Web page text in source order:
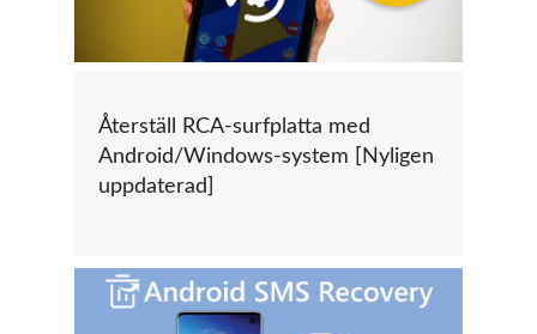
Återställ RCA-surfplatta med
Android/Windows-system [Nyligen
uppdaterad]